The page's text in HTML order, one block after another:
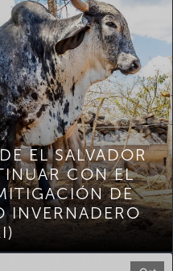
EL SALVADOR
CON EL
DE
INVERNADERO